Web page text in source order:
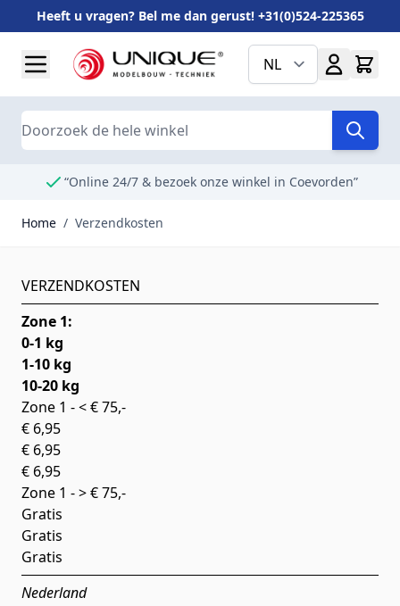
Heeft u vragen? Bel me dan gerust! +31(0)524-225365
NL
Search
“Online 24/7 & bezoek onze winkel in Coevorden”
Home / Verzendkosten
VERZENDKOSTEN
Zone 1:
0-1 kg
1-10 kg
10-20 kg
Zone 1 - < € 75,-
€ 6,95
€ 6,95
€ 6,95
Zone 1 - > € 75,-
Gratis
Gratis
Gratis
Nederland